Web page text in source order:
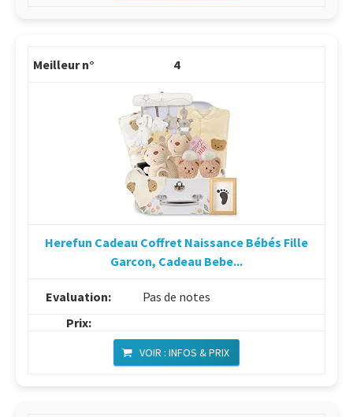
4
Herefun Cadeau Coffret Naissance Bébés Fille
Garcon, Cadeau Bebe...
Pas de notes
VOIR : INFOS & PRIX